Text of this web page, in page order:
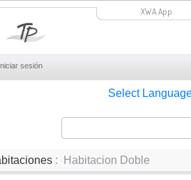
XWA.App
sesión
Select
: Habitacion Doble